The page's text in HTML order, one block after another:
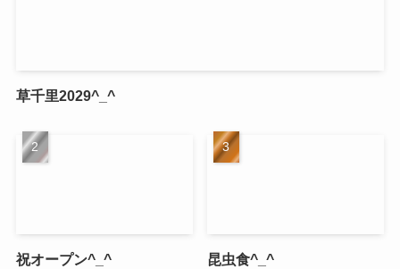
草千里2029^_^
祝オープン^_^ 昆虫食^_^